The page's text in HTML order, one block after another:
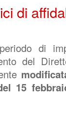
di
di
del
15